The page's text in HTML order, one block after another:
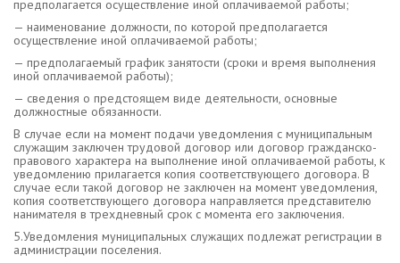
предполагается осуществление иной оплачиваемой работы;
— наименование должности, по которой предполагается
осуществление иной оплачиваемой работы;
— предполагаемый график занятости (сроки и время выполнения
иной оплачиваемой работы);
— сведения о предстоящем виде деятельности, основные
должностные обязанности.
В случае если на момент подачи уведомления с муниципальным
служащим заключен трудовой договор или договор гражданско-
правового характера на выполнение иной оплачиваемой работы, к
уведомлению прилагается копия соответствующего договора. В
случае если такой договор не заключен на момент уведомления,
копия соответствующего договора направляется представителю
нанимателя в трехдневный срок с момента его заключения.
5.Уведомления муниципальных служащих подлежат регистрации в
администрации поселения.